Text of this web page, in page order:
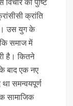
की पुष्टि
क्रांति
उस युग के
कि समाज में
है। कितने
बाद एक नए
था समन्वयपूर्ण
सामाजिक